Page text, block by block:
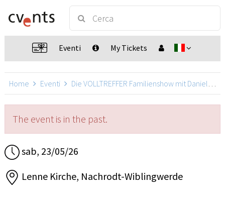
Eventi My Tickets
Home Eventi Die VOLLTREFFER Familienshow mit Daniel Kallauch
The event is in the past.
sab, 23/05/26
Lenne Kirche, Nachrodt-Wiblingwerde